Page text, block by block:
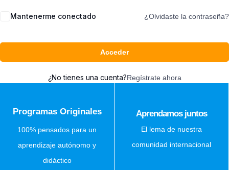
Mantenerme conectado ¿Olvidaste la contraseña?
Acceder
¿No tienes una cuenta?Regístrate ahora
Programas Originales
100% pensados para un
aprendizaje autónomo y
didáctico
Aprendamos juntos
El lema de nuestra
comunidad internacional